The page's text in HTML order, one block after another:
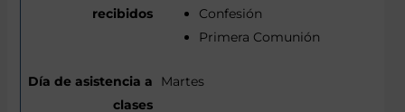
Confesión
Primera Comunión
Martes